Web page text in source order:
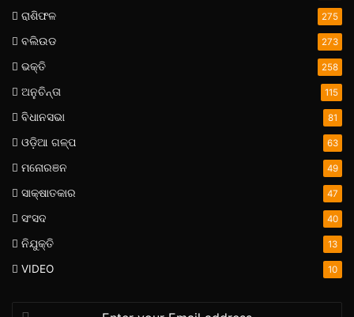
ରାଶିଫଳ 275
ବଲିଉଡ 273
ଭକ୍ତି 258
ଅନୁଚିନ୍ତା 115
ବିଧାନସଭା 81
ଓଡ଼ିଆ ଗଳ୍ପ 63
ମନୋରଞନ 49
ସାକ୍ଷାତକାର 47
ସଂସଦ 40
ନିଯୁକ୍ତି 13
VIDEO 10